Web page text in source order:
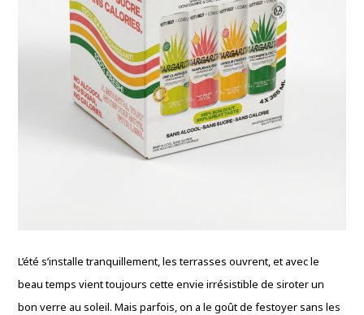
L’été s’installe tranquillement, les terrasses ouvrent, et avec le
beau temps vient toujours cette envie irrésistible de siroter un
bon verre au soleil. Mais parfois, on a le goût de festoyer sans les